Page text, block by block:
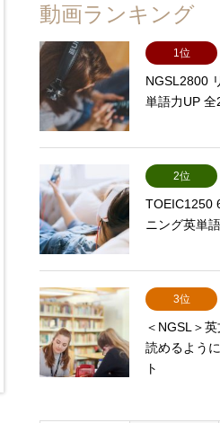
動画ランキング
1位
NGSL2800
単語力UP 全
2位
TOEIC1250
ニング英単語
3位
＜NGSL＞
読めるよう
ト